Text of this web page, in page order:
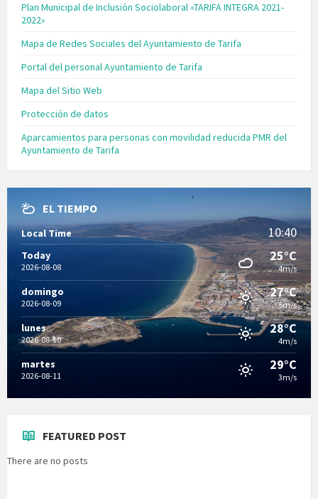
Plan Municipal de Inclusión Sociolaboral «TARIFA INTEGRA 2021-
2022»
Mapa de Redes Sociales del Ayuntamiento de Tarifa
Portal del personal Ayuntamiento de Tarifa
Mapa del Sitio Web
Protección de datos
Aparcamientos para personas con movilidad reducida PMR del
Ayuntamiento de Tarifa
EL TIEMPO
Local Time 10:40
Today
2026-08-08
25°C
4m/s
domingo
2026-08-09
27°C
5m/s
lunes
2026-08-10
28°C
4m/s
martes
2026-08-11
29°C
3m/s
FEATURED POST
There are no posts